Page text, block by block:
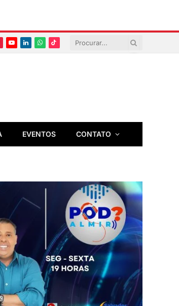
YouTubeLinkedInWhatsapp
TikTok
EVENTOS CONTATO